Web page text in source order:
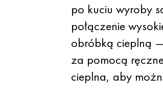
po kuciu wyroby
połączenie
obróbką cieplną
za pomocą
cieplna, aby